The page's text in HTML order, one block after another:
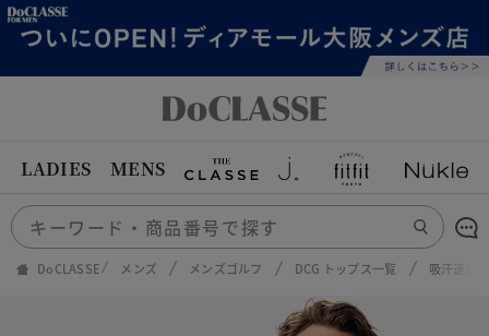
LADIES MENS
DoCLASSE メンズ メンズゴルフ DCG トップス一覧 吸汗速乾